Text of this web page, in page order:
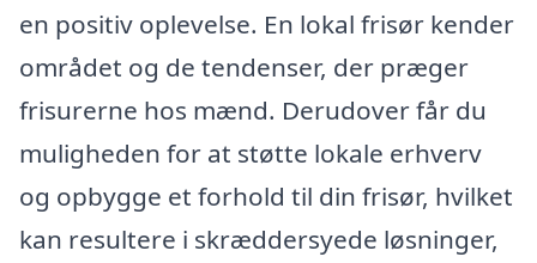
en positiv oplevelse. En lokal frisør kender
området og de tendenser, der præger
frisurerne hos mænd. Derudover får du
muligheden for at støtte lokale erhverv
og opbygge et forhold til din frisør, hvilket
kan resultere i skræddersyede løsninger,